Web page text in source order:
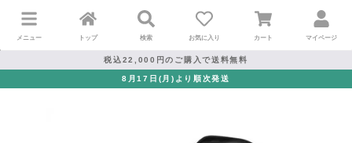
メニュー トップ 検索 お気に入り カート マイページ
税込22,000円のご購入で送料無料
8月17日(月)より順次発送